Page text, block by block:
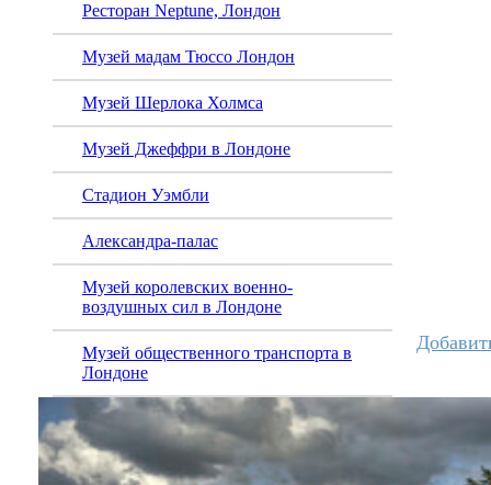
Ресторан Neptune, Лондон
Музей мадам Тюссо Лондон
Музей Шерлока Холмса
Музей Джеффри в Лондоне
Стадион Уэмбли
Александра-палас
Музей королевских военно-
воздушных сил в Лондоне
Музей общественного транспорта в
Лондоне
Восстановить